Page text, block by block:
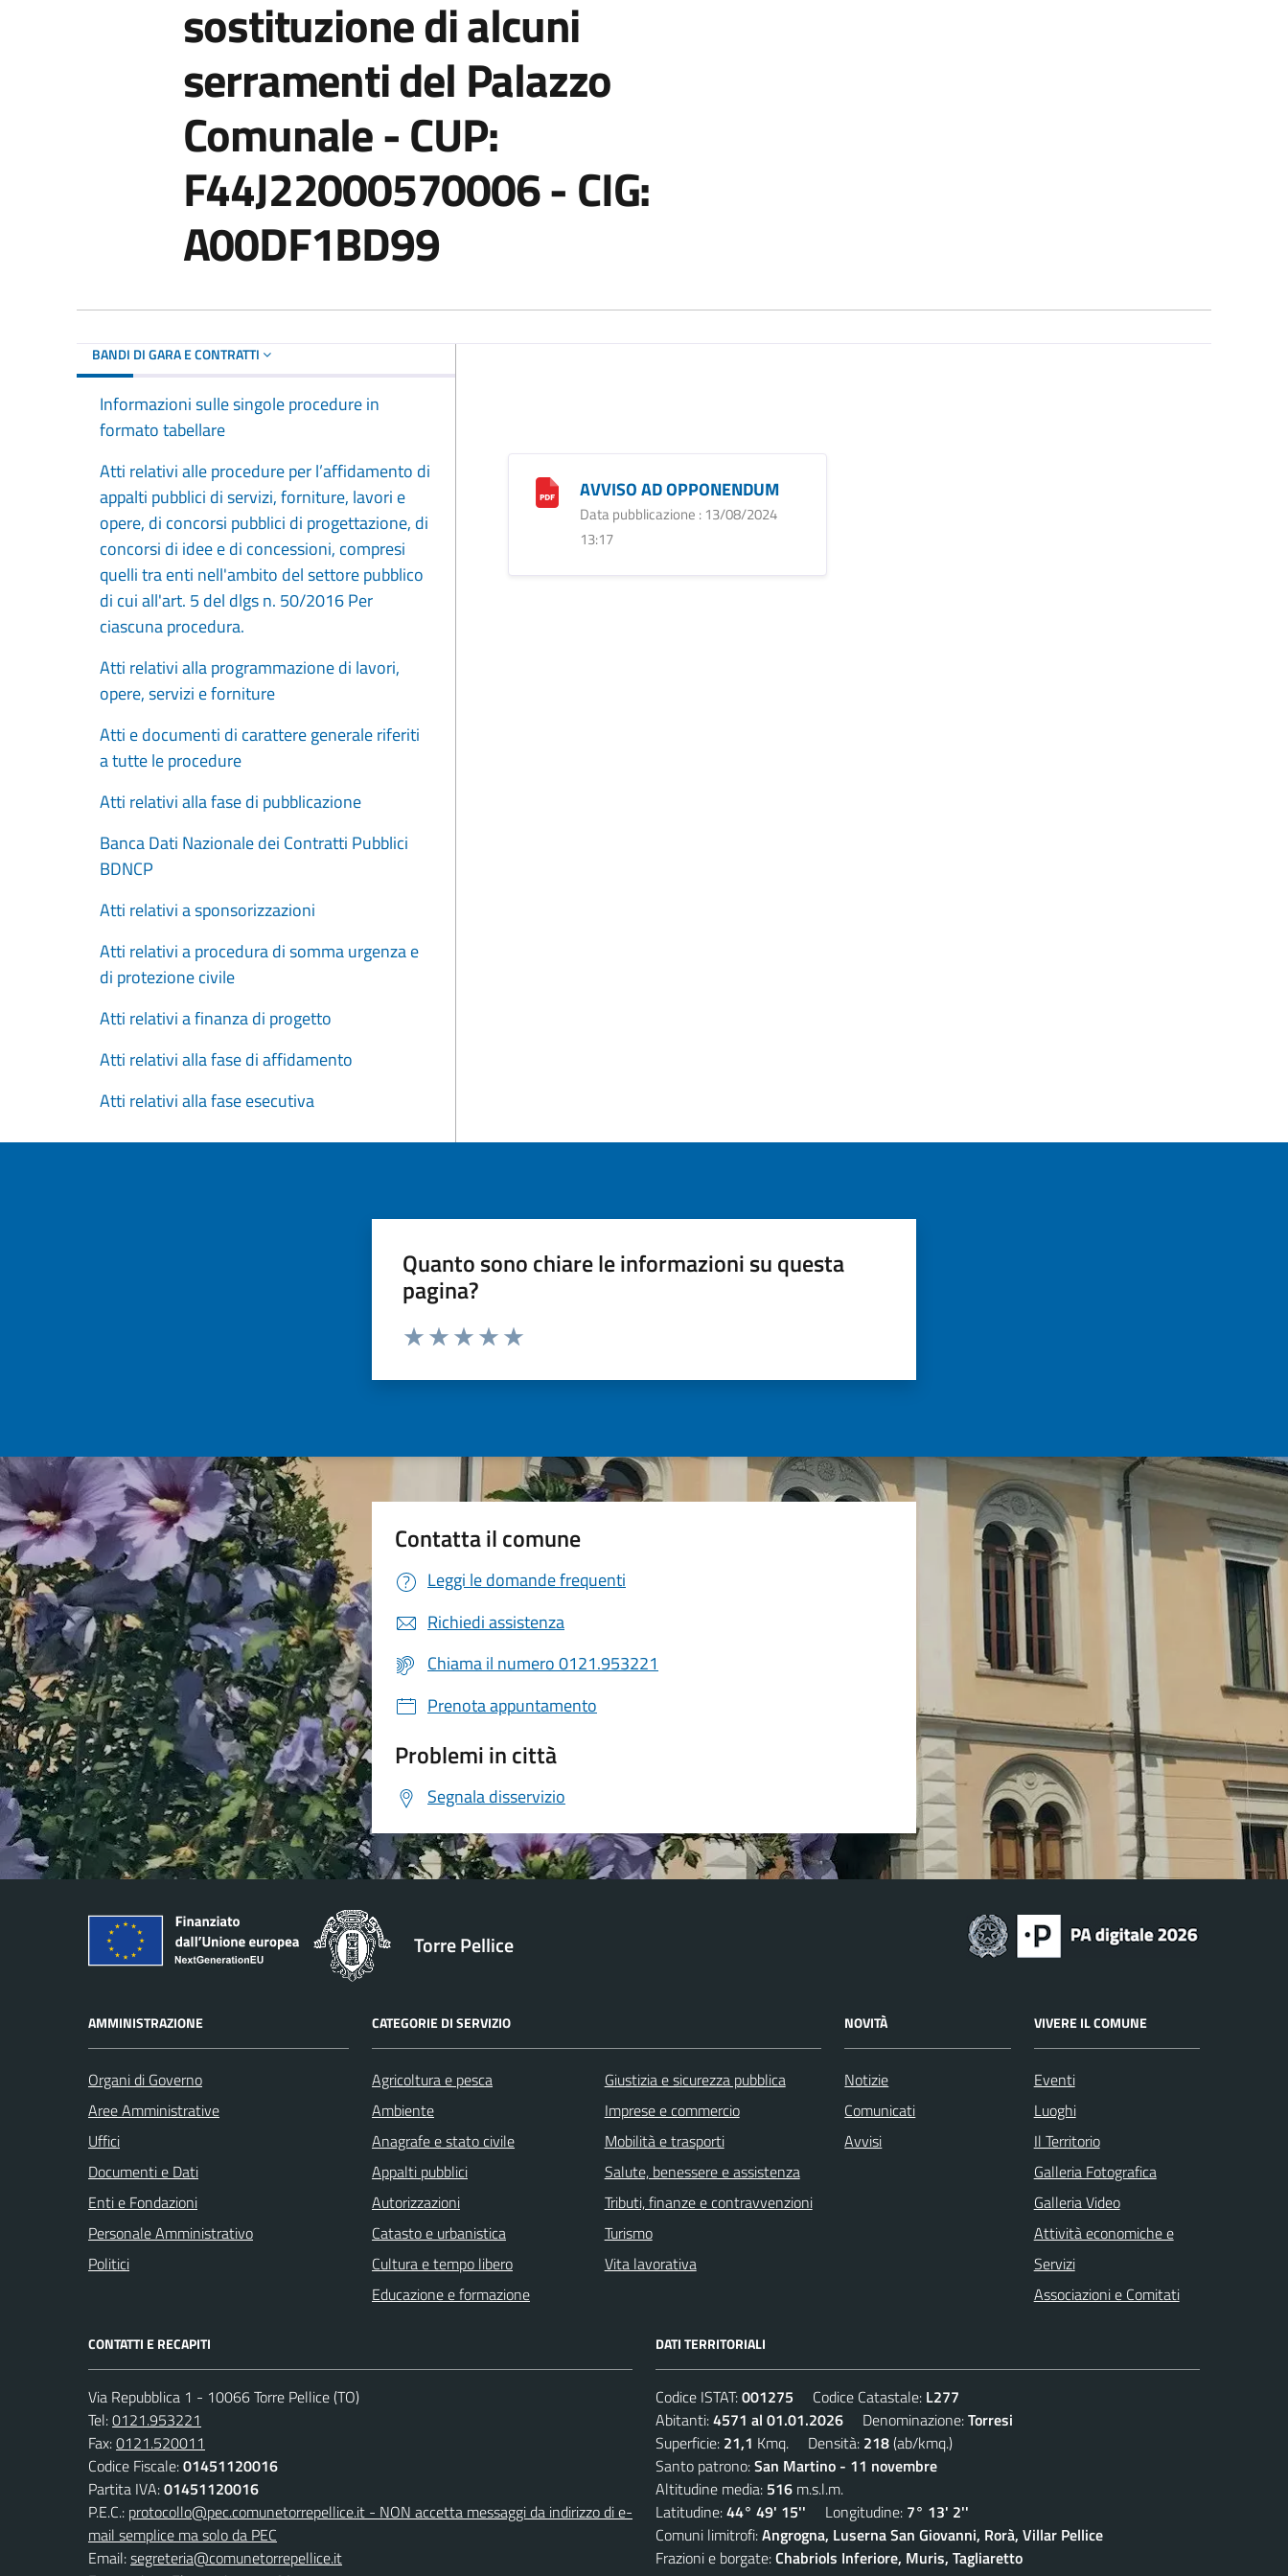
sostituzione di alcuni
serramenti del Palazzo
Comunale - CUP:
F44J22000570006 - CIG:
A00DF1BD99
BANDI DI GARA E CONTRATTI
Informazioni sulle singole procedure in
formato tabellare
Atti relativi alle procedure per l’affidamento di
appalti pubblici di servizi, forniture, lavori e
opere, di concorsi pubblici di progettazione, di
concorsi di idee e di concessioni, compresi
quelli tra enti nell'ambito del settore pubblico
di cui all'art. 5 del dlgs n. 50/2016 Per
ciascuna procedura.
Atti relativi alla programmazione di lavori,
opere, servizi e forniture
Atti e documenti di carattere generale riferiti
a tutte le procedure
Atti relativi alla fase di pubblicazione
Banca Dati Nazionale dei Contratti Pubblici
BDNCP
Atti relativi a sponsorizzazioni
Atti relativi a procedura di somma urgenza e
di protezione civile
Atti relativi a finanza di progetto
Atti relativi alla fase di affidamento
Atti relativi alla fase esecutiva
AVVISO AD OPPONENDUM
Data pubblicazione : 13/08/2024
13:17
Quanto sono chiare le informazioni su questa
pagina?
Valuta da 1 a 5 stelle la pagina
Contatta il comune
Leggi le domande frequenti
Richiedi assistenza
Chiama il numero 0121.953221
Prenota appuntamento
Problemi in città
Segnala disservizio
Torre Pellice
AMMINISTRAZIONE
Organi di Governo
Aree Amministrative
Uffici
Documenti e Dati
Enti e Fondazioni
Personale Amministrativo
Politici
CATEGORIE DI SERVIZIO
Agricoltura e pesca
Ambiente
Anagrafe e stato civile
Appalti pubblici
Autorizzazioni
Catasto e urbanistica
Cultura e tempo libero
Educazione e formazione
Giustizia e sicurezza pubblica
Imprese e commercio
Mobilità e trasporti
Salute, benessere e assistenza
Tributi, finanze e contravvenzioni
Turismo
Vita lavorativa
NOVITÀ
Notizie
Comunicati
Avvisi
VIVERE IL COMUNE
Eventi
Luoghi
Il Territorio
Galleria Fotografica
Galleria Video
Attività economiche e
Servizi
Associazioni e Comitati
CONTATTI E RECAPITI
Via Repubblica 1 - 10066 Torre Pellice (TO)
Tel:0121.953221
Fax:0121.520011
Codice Fiscale:01451120016
Partita IVA:01451120016
P.E.C.: protocollo@pec.comunetorrepellice.it - NON accetta messaggi da indirizzo di e-
mail semplice ma solo da PEC
Email:segreteria@comunetorrepellice.it
DATI TERRITORIALI
Codice ISTAT:001275 Codice Catastale: L277
Abitanti:4571 al 01.01.2026 Denominazione:Torresi
Superficie: 21,1 Kmq. Densità: 218(ab/kmq.)
Santo patrono:San Martino - 11 novembre
Altitudine media: 516 m.s.l.m.
Latitudine:44° 49' 15'' Longitudine: 7° 13' 2''
Comuni limitrofi:Angrogna, Luserna San Giovanni, Rorà, Villar Pellice
Frazioni e borgate:Chabriols Inferiore, Muris, Tagliaretto